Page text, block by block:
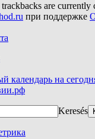
are currently
при поддержке
календарь на
Keresés